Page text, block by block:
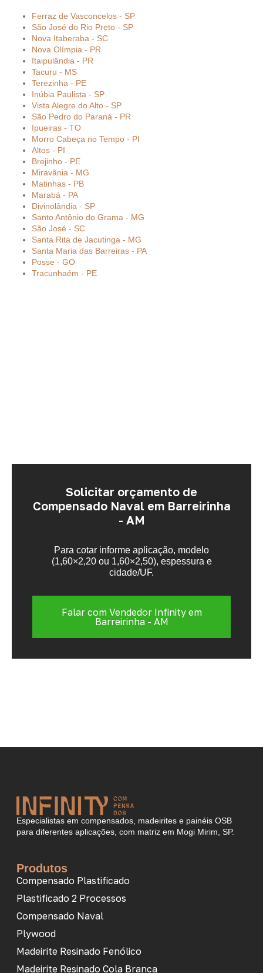
Ferraz de Vasconcelos - SP
São José do Rio Preto - SP
Nova Itaberaba - SC
Nova Olímpia - PR
Itaipulândia - PR
Tacuru - MS
Terezinha - PE
Inúbia Paulista - SP
Vista Alegre do Alto - SP
São Pedro do Paraná - PR
Ipueiras - TO
Morro Cabeça no Tempo - PI
Altos - PI
Brejinho - PE
Miravânia - MG
Matinhas - PB
Marabá - PA
Divinolândia - SP
Santo Antônio do Grama - MG
São José - SC
Santa Rita de Jacutinga - MG
Santa Maria das Barreiras - PA
Posse - GO
Tracunhaém - PE
Solicitar orçamento de
Compensado Naval em Barreirinha
- AM
Para cotar informe aplicação, modelo
(1,60×2,20 ou 1,60×2,50), espessura e
cidade/UF.
Falar com Vendedor Infinity em
Barreirinha - AM
Especialistas em compensados, madeirites e painéis OSB
para diferentes aplicações, com matriz em Mogi Mirim, SP.
Produtos
Compensado Plastificado
Plastificado 2 Processos
Compensado Naval
Plywood
Madeirite Resinado Fenólico
Madeirite Resinado Cola Branca